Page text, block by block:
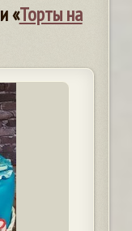
«Торты на